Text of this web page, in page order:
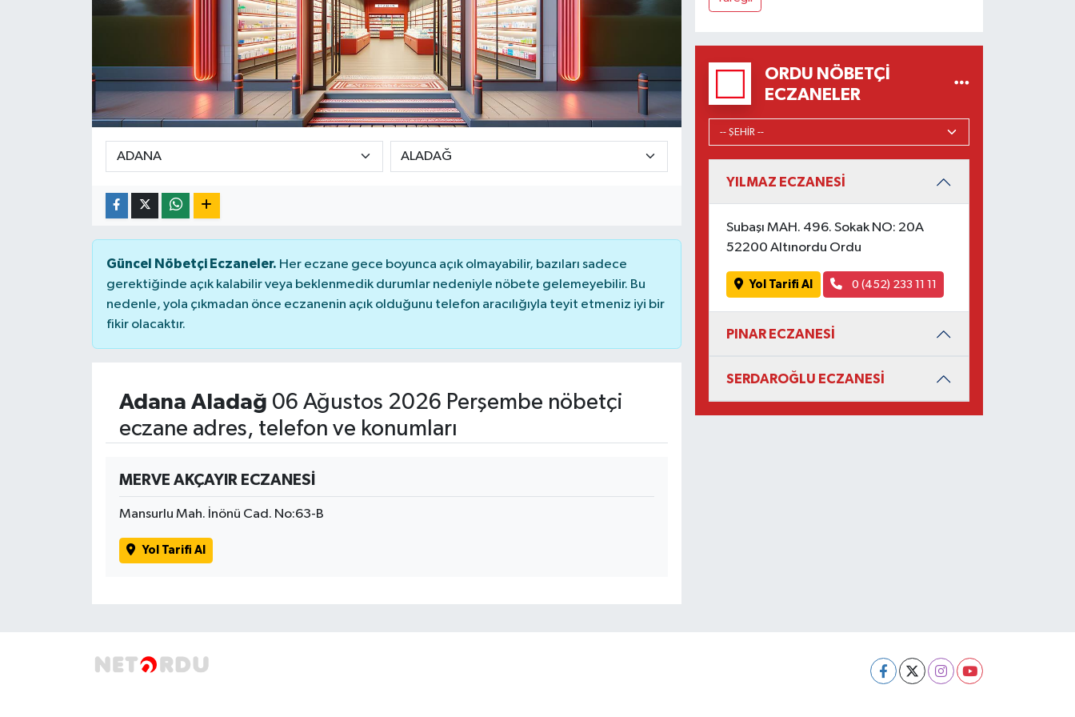
Güncel Nöbetçi Eczaneler. Her eczane gece boyunca açık olmayabilir, bazıları sadece
gerektiğinde açık kalabilir veya beklenmedik durumlar nedeniyle nöbete gelemeyebilir. Bu
nedenle, yola çıkmadan önce eczanenin açık olduğunu telefon aracılığıyla teyit etmeniz iyi bir
fikir olacaktır.
Adana Aladağ 06 Ağustos 2026 Perşembe nöbetçi
eczane adres, telefon ve konumları
MERVE AKÇAYIR ECZANESİ
Mansurlu Mah. İnönü Cad. No:63-B
Yol Tarifi Al
ORDU NÖBETÇI
ECZANELER
YILMAZ ECZANESİ
Subaşı MAH. 496. Sokak NO: 20A
52200 Altınordu Ordu
Yol Tarifi Al 0 (452) 233 11 11
PINAR ECZANESİ
SERDAROĞLU ECZANESİ
KULTUR-SANAT
MAGAZİN
OTOMOBİL
VİDEO HABER